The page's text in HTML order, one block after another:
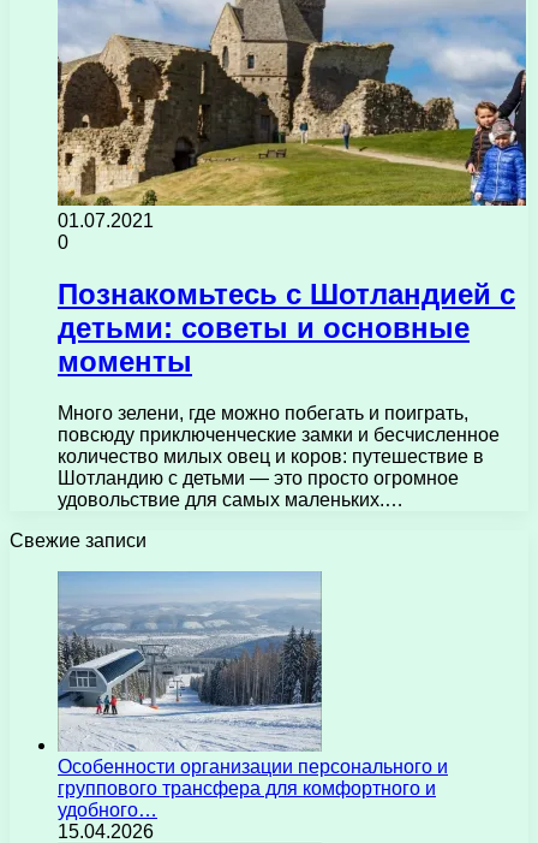
01.07.2021
0
Познакомьтесь с Шотландией с
детьми: советы и основные
моменты
Много зелени, где можно побегать и поиграть,
повсюду приключенческие замки и бесчисленное
количество милых овец и коров: путешествие в
Шотландию с детьми — это просто огромное
удовольствие для самых маленьких.…
Свежие записи
Особенности организации персонального и
группового трансфера для комфортного и
удобного…
15.04.2026